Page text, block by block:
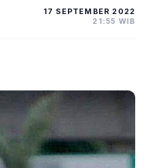
17 SEPTEMBER 2022
21:55 WIB